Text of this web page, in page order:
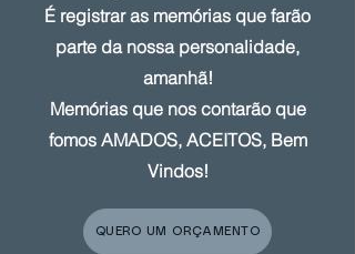
É registrar as memórias que farão
parte da nossa personalidade,
amanhã!
Memórias que nos contarão que
fomos AMADOS, ACEITOS, Bem
Vindos!
QUERO UM ORÇAMENTO